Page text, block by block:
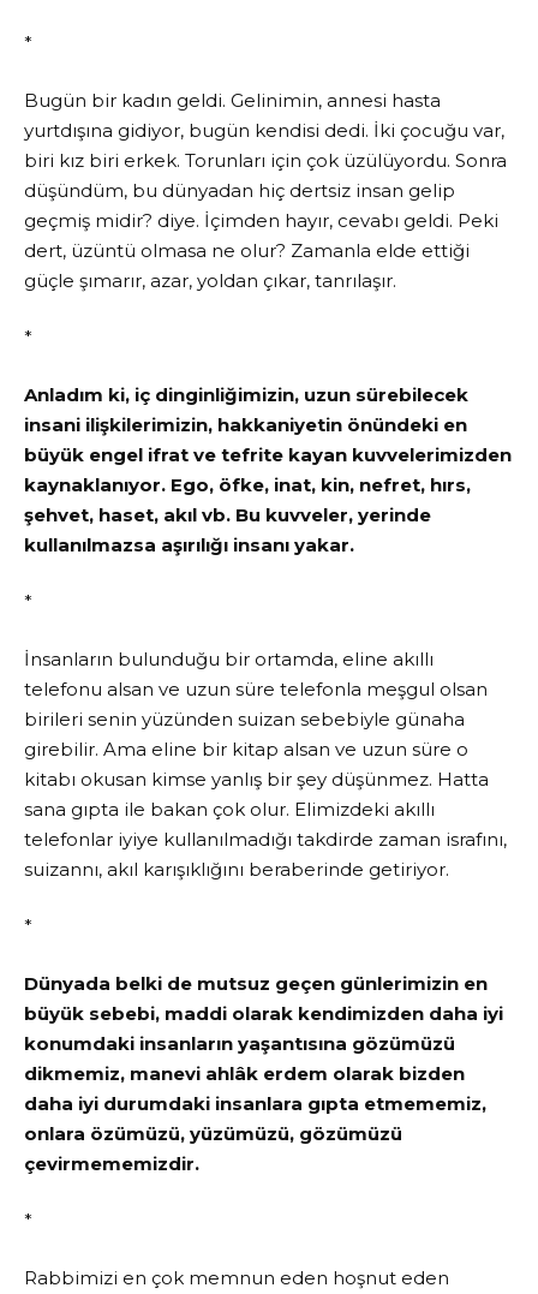
*
Bugün bir kadın geldi. Gelinimin, annesi hasta
yurtdışına gidiyor, bugün kendisi dedi. İki çocuğu var,
biri kız biri erkek. Torunları için çok üzülüyordu. Sonra
düşündüm, bu dünyadan hiç dertsiz insan gelip
geçmiş midir? diye. İçimden hayır, cevabı geldi. Peki
dert, üzüntü olmasa ne olur? Zamanla elde ettiği
güçle şımarır, azar, yoldan çıkar, tanrılaşır.
*
Anladım ki, iç dinginliğimizin, uzun sürebilecek
insani ilişkilerimizin, hakkaniyetin önündeki en
büyük engel ifrat ve tefrite kayan kuvvelerimizden
kaynaklanıyor. Ego, öfke, inat, kin, nefret, hırs,
şehvet, haset, akıl vb. Bu kuvveler, yerinde
kullanılmazsa aşırılığı insanı yakar.
*
İnsanların bulunduğu bir ortamda, eline akıllı
telefonu alsan ve uzun süre telefonla meşgul olsan
birileri senin yüzünden suizan sebebiyle günaha
girebilir. Ama eline bir kitap alsan ve uzun süre o
kitabı okusan kimse yanlış bir şey düşünmez. Hatta
sana gıpta ile bakan çok olur. Elimizdeki akıllı
telefonlar iyiye kullanılmadığı takdirde zaman israfını,
suizannı, akıl karışıklığını beraberinde getiriyor.
*
Dünyada belki de mutsuz geçen günlerimizin en
büyük sebebi, maddi olarak kendimizden daha iyi
konumdaki insanların yaşantısına gözümüzü
dikmemiz, manevi ahlâk erdem olarak bizden
daha iyi durumdaki insanlara gıpta etmememiz,
onlara özümüzü, yüzümüzü, gözümüzü
çevirmememizdir.
*
Rabbimizi en çok memnun eden hoşnut eden